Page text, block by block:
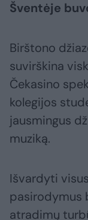
Šventėje
Birštono
suvirškina
Čekasino
kolegijos
jausmingus
muziką.
Išvardyti
pasirodymus
atradimų